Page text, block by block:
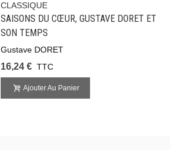
CLASSIQUE
SAISONS DU CŒUR, GUSTAVE DORET ET
SON TEMPS
Gustave DORET
16,24 € TTC
Ajouter Au Panier